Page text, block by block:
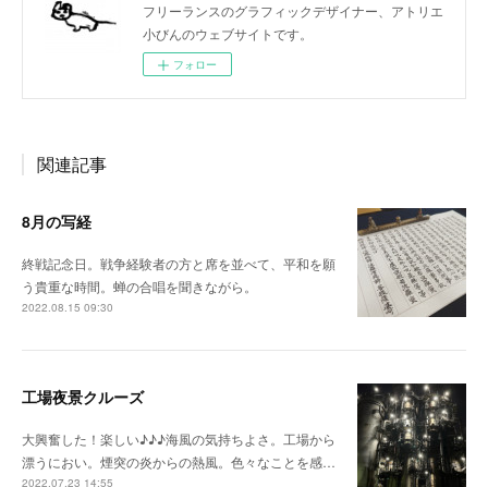
フリーランスのグラフィックデザイナー、アトリエ
小びんのウェブサイトです。
フォロー
関連記事
8月の写経
終戦記念日。戦争経験者の方と席を並べて、平和を願
う貴重な時間。蝉の合唱を聞きながら。
2022.08.15 09:30
工場夜景クルーズ
大興奮した！楽しい♪♪♪海風の気持ちよさ。工場から
漂うにおい。煙突の炎からの熱風。色々なことを感…
2022.07.23 14:55